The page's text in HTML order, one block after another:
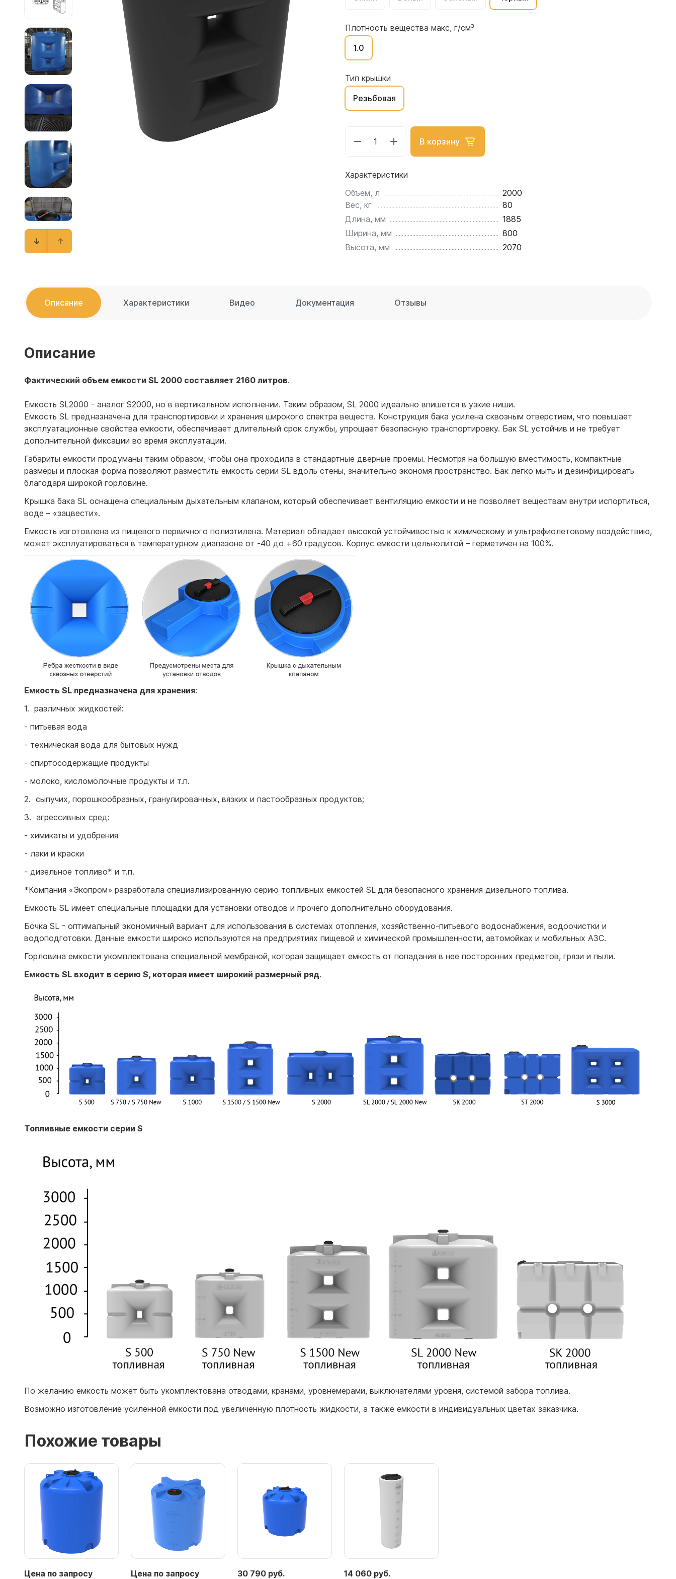
Емкости для воды 4500 литров
Емкости для воды 4000 литров
Емкости для воды 3000 литров
Емкости для воды 2500 литров
Емкости для воды 2000 литров
Емкости для воды 1500 литров
Емкости для воды 1000 литров
Емкости для воды 750 литров
Емкости для воды 600 литров
Емкости для воды 500 литров
Плотность вещества макс, г/см³
1.0
Тип крышки
Резьбовая
В корзину
Характеристики
Объем, л
2000
Вес, кг
80
Длина, мм
1885
Ширина, мм
800
Высота, мм
2070
Описание Характеристики Видео Документация Отзывы
Описание
Фактический объем емкости SL 2000 составляет 2160 литров.
Емкость SL2000 - аналог S2000, но в вертикальном исполнении. Таким образом, SL 2000 идеально впишется в узкие ниши.
Емкость SL предназначена для транспортировки и хранения широкого спектра веществ. Конструкция бака усилена сквозным отверстием, что повышает
эксплуатационные свойства емкости, обеспечивает длительный срок службы, упрощает безопасную транспортировку. Бак SL устойчив и не требует
дополнительной фиксации во время эксплуатации.
Габариты емкости продуманы таким образом, чтобы она проходила в стандартные дверные проемы. Несмотря на большую вместимость, компактные
размеры и плоская форма позволяют разместить емкость серии SL вдоль стены, значительно экономя пространство. Бак легко мыть и дезинфицировать
благодаря широкой горловине.
Крышка бака SL оснащена специальным дыхательным клапаном, который обеспечивает вентиляцию емкости и не позволяет веществам внутри испортиться,
воде – «зацвести».
Емкость изготовлена из пищевого первичного полиэтилена. Материал обладает высокой устойчивостью к химическому и ультрафиолетовому воздействию,
может эксплуатироваться в температурном диапазоне от -40 до +60 градусов. Корпус емкости цельнолитой – герметичен на 100%.
Емкость SL предназначена для хранения:
1. различных жидкостей:
- питьевая вода
- техническая вода для бытовых нужд
- спиртосодержащие продукты
- молоко, кисломолочные продукты и т.п.
2. сыпучих, порошкообразных, гранулированных, вязких и пастообразных продуктов;
3. агрессивных сред:
- химикаты и удобрения
- лаки и краски
- дизельное топливо* и т.п.
*Компания «Экопром» разработала специализированную серию топливных емкостей SL для безопасного хранения дизельного топлива.
Емкость SL имеет специальные площадки для установки отводов и прочего дополнительно оборудования.
Бочка SL - оптимальный экономичный вариант для использования в системах отопления, хозяйственно-питьевого водоснабжения, водоочистки и
водоподготовки. Данные емкости широко используются на предприятиях пищевой и химической промышленности, автомойках и мобильных АЗС.
Горловина емкости укомплектована специальной мембраной, которая защищает емкость от попадания в нее посторонних предметов, грязи и пыли.
Емкость SL входит в серию S, которая имеет широкий размерный ряд.
Топливные емкости серии S
По желанию емкость может быть укомплектована отводами, кранами, уровнемерами, выключателями уровня, системой забора топлива.
Возможно изготовление усиленной емкости под увеличенную плотность жидкости, а также емкости в индивидуальных цветах заказчика.
Похожие товары
Цена по запросу Цена по запросу 30 790 руб. 14 060 руб.